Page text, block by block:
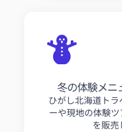
冬の体験メニ
ひがし北海道ト
ーや現地の体験
を販売